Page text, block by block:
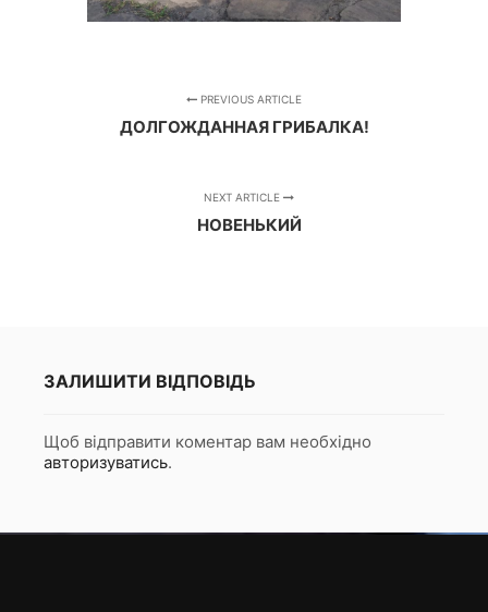
PREVIOUS ARTICLE
ДОЛГОЖДАННАЯ ГРИБАЛКА!
NEXT ARTICLE
НОВЕНЬКИЙ
ЗАЛИШИТИ ВІДПОВІДЬ
Щоб відправити коментар вам необхідно
авторизуватись.